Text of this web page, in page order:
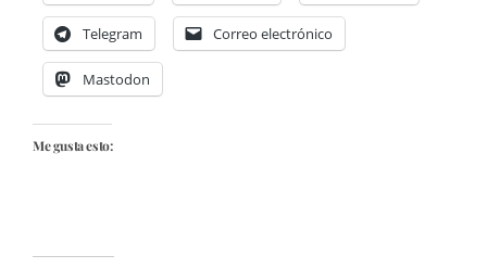
Telegram Correo electrónico
Mastodon
Me gusta esto: